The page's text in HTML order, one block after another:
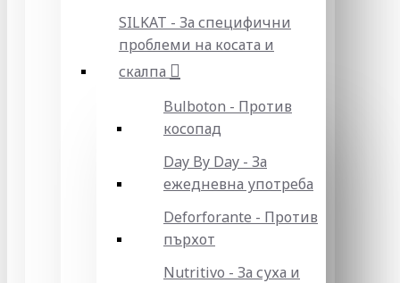
SILKAT - За специфични
проблеми на косата и
скалпа
Bulboton - Против
косопад
Day By Day - За
ежедневна употреба
Deforforante - Против
пърхот
Nutritivo - За суха и